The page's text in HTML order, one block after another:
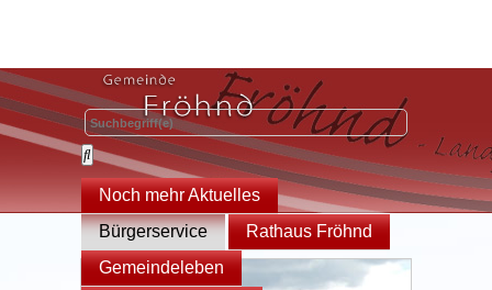
Noch mehr Aktuelles
Bürgerservice
Rathaus Fröhnd
Gemeindeleben